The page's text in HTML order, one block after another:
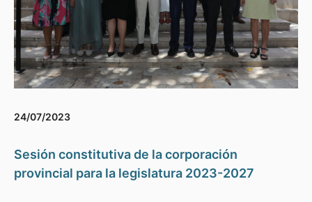
24/07/2023
Sesión constitutiva de la corporación
provincial para la legislatura 2023-2027